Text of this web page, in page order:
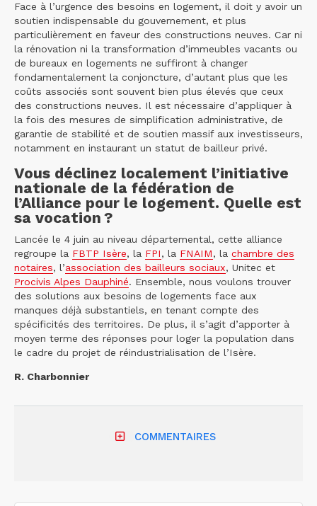
Face à l’urgence des besoins en logement, il doit y avoir un
soutien indispensable du gouvernement, et plus
particulièrement en faveur des constructions neuves. Car ni
la rénovation ni la transformation d’immeubles vacants ou
de bureaux en logements ne suffiront à changer
fondamentalement la conjoncture, d’autant plus que les
coûts associés sont souvent bien plus élevés que ceux
des constructions neuves. Il est nécessaire d’appliquer à
la fois des mesures de simplification administrative, de
garantie de stabilité et de soutien massif aux investisseurs,
notamment en instaurant un statut de bailleur privé.
Vous déclinez localement l’initiative
nationale de la fédération de
l’Alliance pour le logement. Quelle est
sa vocation ?
Lancée le 4 juin au niveau départemental, cette alliance
regroupe la FBTP Isère, la FPI, la FNAIM, la chambre des
notaires, l’association des bailleurs sociaux, Unitec et
Procivis Alpes Dauphiné. Ensemble, nous voulons trouver
des solutions aux besoins de logements face aux
manques déjà substantiels, en tenant compte des
spécificités des territoires. De plus, il s’agit d’apporter à
moyen terme des réponses pour loger la population dans
le cadre du projet de réindustrialisation de l’Isère.
R. Charbonnier
COMMENTAIRES